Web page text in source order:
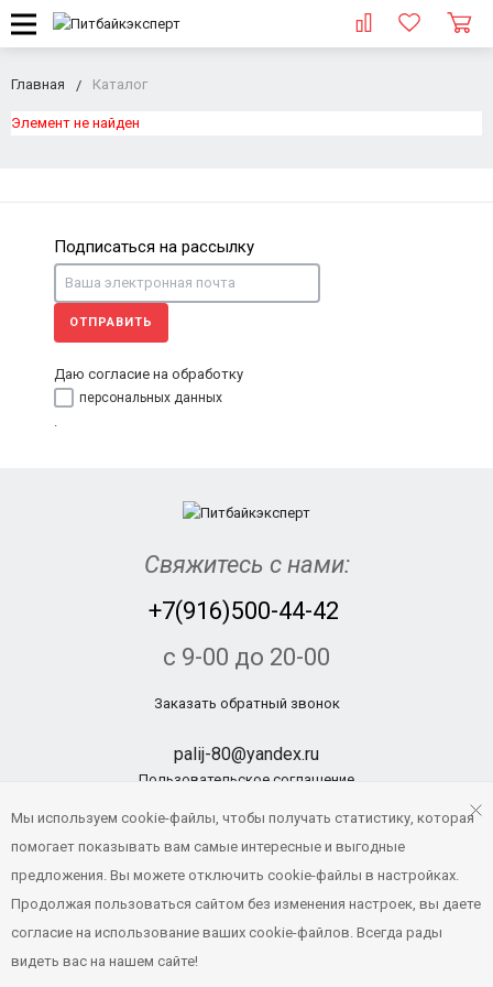
Главная Каталог
Элемент не найден
Подписаться на рассылку
ОТПРАВИТЬ
Даю согласие на обработку
персональных данных
Свяжитесь с нами:
+7(916)500-44-42
с 9-00 до 20-00
Заказать обратный звонок
palij-80@yandex.ru
Пользовательское соглашение
© Pitbikexpert.ru, 2014 - 2019
Создание и продвижение сайтов
Мы используем cookie-файлы, чтобы получать статистику, которая
помогает показывать вам самые интересные и выгодные
предложения. Вы можете отключить cookie-файлы в настройках.
Продолжая пользоваться сайтом без изменения настроек, вы даете
согласие на использование ваших cookie-файлов. Всегда рады
видеть вас на нашем сайте!